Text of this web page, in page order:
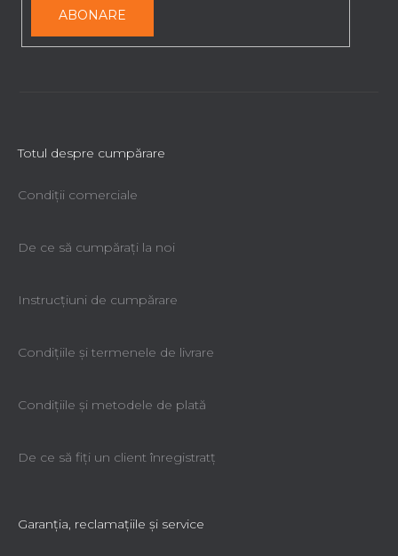
ABONARE
Totul despre cumpărare
Condiții comerciale
De ce să cumpăraţi la noi
Instrucțiuni de cumpărare
Condiţiile şi termenele de livrare
Condiţiile şi metodele de plată
De ce să fiţi un client înregistratţ
Garanţia, reclamaţiile şi service